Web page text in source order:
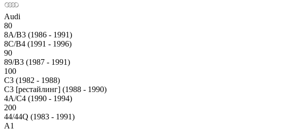
Audi
80
8A/B3 (1986 - 1991)
8C/B4 (1991 - 1996)
90
89/B3 (1987 - 1991)
100
С3 (1982 - 1988)
С3 [рестайлинг] (1988 - 1990)
4A/C4 (1990 - 1994)
200
44/44Q (1983 - 1991)
A1